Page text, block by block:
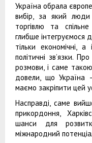
Україна обрала
вибір, за який
торгівлю та
глибше інтегруємося
тільки економічні, а
політичні зв’язки.
розмови, і саме
довели, що Україна
маємо закріпити цей
Насправді, саме
прикордоння,
шанси для
міжнародний